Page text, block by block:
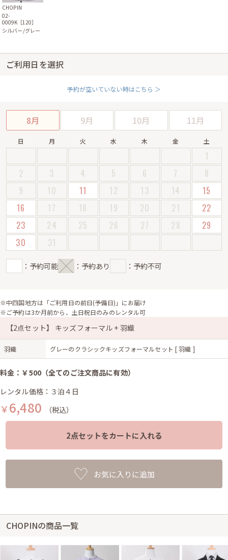
CHOPIN
02-
0009K［120］
シルバー/グレー
ご利用日を選択
予約が空いていない時はこちら ＞
8月 9月 10月 11月
日 月 火 水 木 金 土
1
2
3 4 5 6 7
8
9
10 11 12 13 14
15
16
17 18 19 20 21
22
23
24 25 26 27 28
29
30
31
：予約可能 ：予約あり ：予約不可
※中四国地方は「ご利用日の前日(予備日)」にお届け
※ご予約は3か月前から、土日祝日のみのレンタル可
【2点セット】 キッズフォーマル + 羽織
羽織 グレーのクラシックキッズフォーマルセット [ 羽織 ]
料金：￥500（全てのご注文商品に有効）
レンタル価格：３泊４日
￥6,480 （税込）
2点セットをカートに入れる
お気に入りに追加
CHOPINの商品一覧